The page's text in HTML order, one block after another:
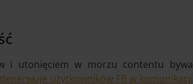
i utonięciem w morzu contentu bywa
użytkowników FB w komunikacji